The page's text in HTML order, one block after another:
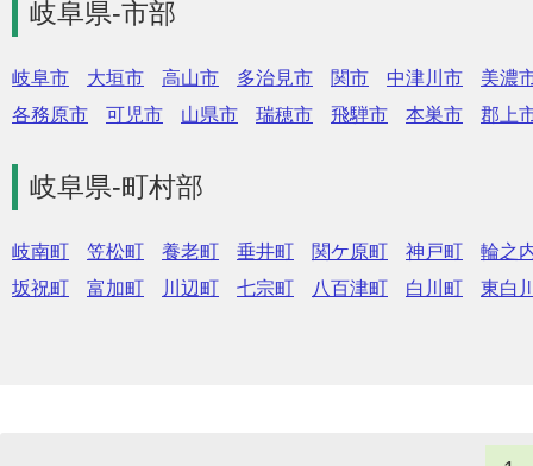
岐阜県-市部
岐阜市 大垣市 高山市 多治見市 関市 中津川市
美濃
各務原市
可児市 山県市 瑞穂市 飛騨市 本巣市 郡上
岐阜県-町村部
岐南町 笠松町 養老町 垂井町 関ケ原町 神戸町
輪之
坂祝町
富加町 川辺町 七宗町 八百津町 白川町 東白